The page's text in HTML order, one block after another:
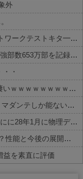
外
【朗報】 フロム新作Duskbloods、ネットワークテストキタ━━━━(゜∀゜)━━━━!!
【衝撃】 100万部を切ったジャンプが最強部数653万部を記録した時の週刊少年ジャンプの面子がヤバすぎる
・
【動画】 ガチ勢同士のボンバーマン、凄いｗｗｗｗｗｗｗｗｗｗｗｗ
【DQ6】バーバラ「めっちゃ弱いです。マダンテしか能ないです。竜かもしれません。」←こいつが人気ある理由
【悲報】新たに小売りに届いたPS5の箱にに28年1月に物理ディスク終了しますとの記載が入る
【衝撃】風火輪αの相方キャラが登場！？性能と今後の展開がこちら
益を素直に評価